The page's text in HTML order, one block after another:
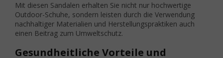
Mit diesen Sandalen erhalten Sie nicht nur hochwertige
Outdoor-Schuhe, sondern leisten durch die Verwendung
nachhaltiger Materialien und Herstellungspraktiken auch
einen Beitrag zum Umweltschutz.
Gesundheitliche Vorteile und